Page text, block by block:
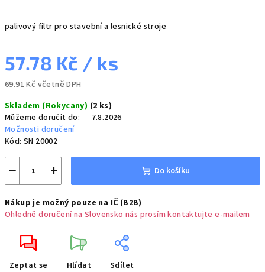
palivový filtr pro stavební a lesnické stroje
57.78 Kč / ks
69.91 Kč včetně DPH
cena:
Skladem (Rokycany) (2 ks)
Můžeme doručit do:
7.8.2026
Možnosti doručení
Kód: SN 20002
+
− Do košíku
Nákup je možný pouze na IČ (B2B)
Ohledně doručení na Slovensko nás prosím kontaktujte e-mailem
Zeptat se Hlídat Sdílet